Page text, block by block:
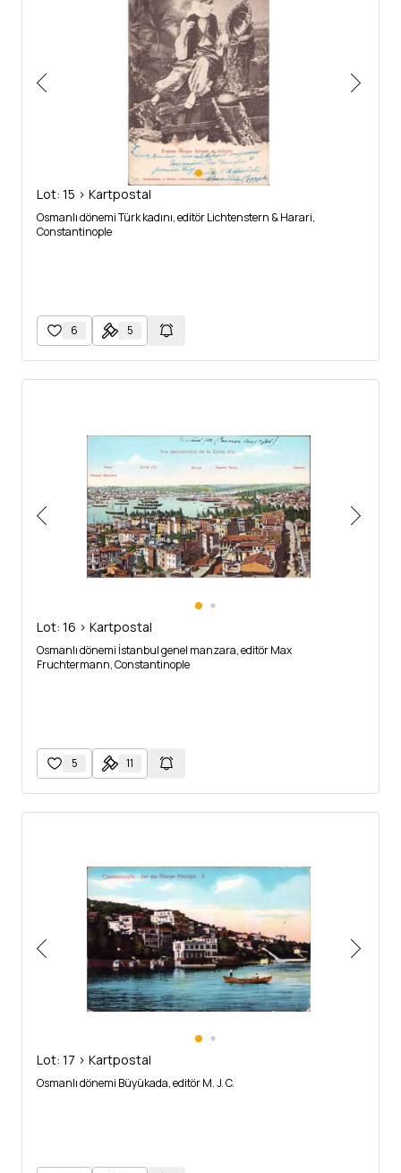
Lot: 15 > Kartpostal
Osmanlı dönemi Türk kadını, editör Lichtenstern & Harari,
Constantinople
6 5
Lot: 16 > Kartpostal
Osmanlı dönemi İstanbul genel manzara, editör Max
Fruchtermann, Constantinople
5 11
Lot: 17 > Kartpostal
Osmanlı dönemi Büyükada, editör M. J. C.